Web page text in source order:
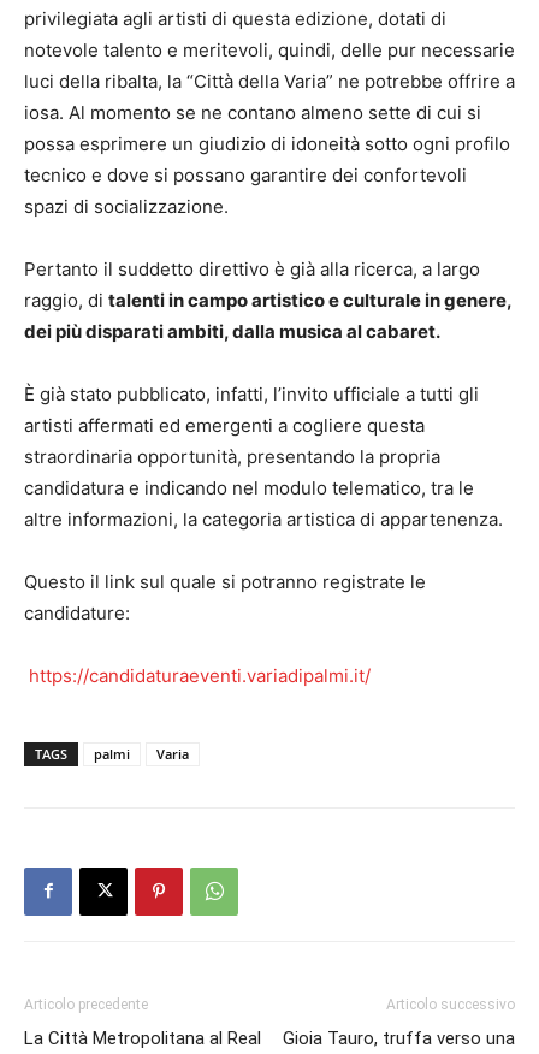
privilegiata agli artisti di questa edizione, dotati di
notevole talento e meritevoli, quindi, delle pur necessarie
luci della ribalta, la “Città della Varia” ne potrebbe offrire a
iosa. Al momento se ne contano almeno sette di cui si
possa esprimere un giudizio di idoneità sotto ogni profilo
tecnico e dove si possano garantire dei confortevoli
spazi di socializzazione.
Pertanto il suddetto direttivo è già alla ricerca, a largo
raggio, di talenti in campo artistico e culturale in genere,
dei più disparati ambiti, dalla musica al cabaret.
È già stato pubblicato, infatti, l’invito ufficiale a tutti gli
artisti affermati ed emergenti a cogliere questa
straordinaria opportunità, presentando la propria
candidatura e indicando nel modulo telematico, tra le
altre informazioni, la categoria artistica di appartenenza.
Questo il link sul quale si potranno registrate le
candidature:
https://candidaturaeventi.variadipalmi.it/
TAGS palmi Varia
Articolo precedente
La Città Metropolitana al Real
Articolo successivo
Gioia Tauro, truffa verso una